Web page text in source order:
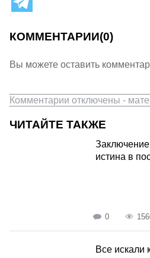
КОММЕНТАРИИ(0)
Вы можете оставить
Комментарии отключены -
ЧИТАЙТЕ ТАКЖЕ
Заключение
истина в
0
Все искали